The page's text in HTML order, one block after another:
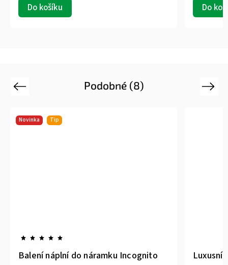
Do košíku Do
Podobné (8)
Previous
Novinka Tip
Balení náplní do náramku Incognito Luxusní
Next